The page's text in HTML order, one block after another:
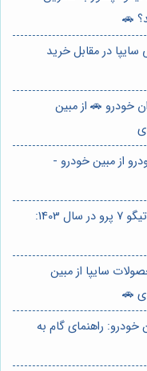
🚗
در مقابل خرید
خودرو 🚗 از مبین
از مبین خودرو -
⭐️راهنمای خرید اقساطی فونیکس تیگو 7 پرو در سال 1403:
سایپا از مبین
🚗
راهنمای گام به